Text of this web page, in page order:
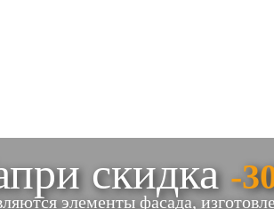
скидка -
элементы фасада,